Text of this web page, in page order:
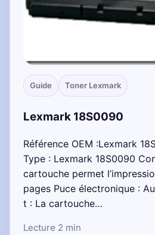
Guide Toner Lexmark
Lexmark 18S0090
Référence OEM :Lexmark
Type : Lexmark 18S0090
cartouche permet
pages Puce électronique :
t : La cartouche…
Lecture 2 min